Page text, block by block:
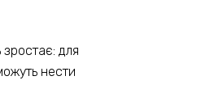
для
нести